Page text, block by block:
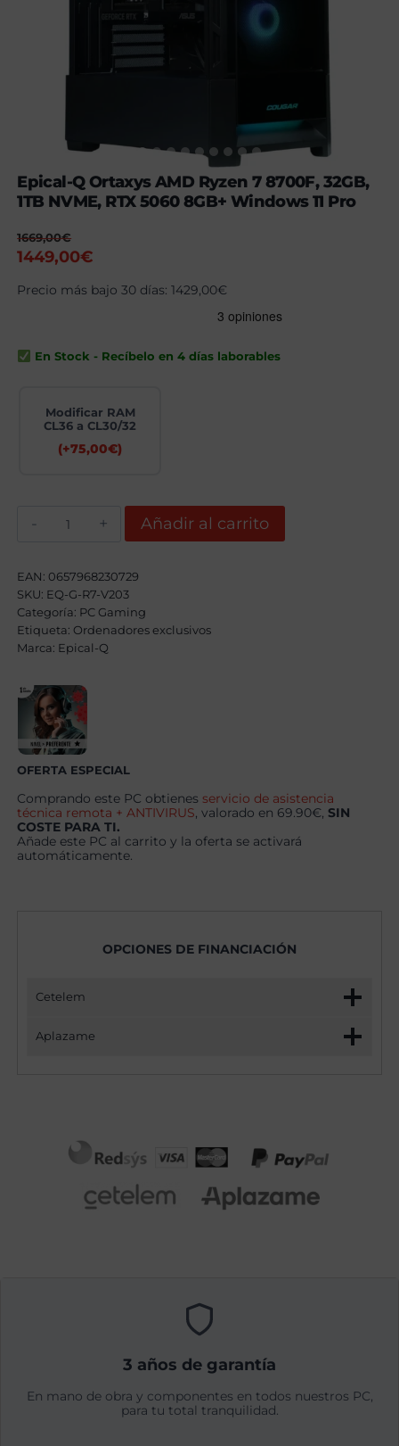
Epical-Q Ortaxys AMD Ryzen 7 8700F, 32GB,
1TB NVME, RTX 5060 8GB+ Windows 11 Pro
1669,00€
El
original
1449,00€
actual
Precio más bajo 30 días:1429,00€
En Stock - Recíbelo en 4 días laborables
Modificar RAM
CL36 a CL30/32
(+75,00€)
Ryzen
7
8700F,
32GB,
1TB
NVME,
RTX
8GB+
Windows
11
Pro
cantidad
Añadir al carrito
EAN: 0657968230729
SKU: EQ-G-R7-V203
Categoría: PC Gaming
Etiqueta: Ordenadores exclusivos
Marca: Epical-Q
OFERTA ESPECIAL
Comprando este PC obtienes servicio de asistencia
técnica remota + ANTIVIRUS , valorado en 69.90€,SIN
COSTE PARA TI.
Añade este PC al carrito y la oferta se activará
automáticamente.
OPCIONES DE FINANCIACIÓN
Cetelem
Aplazame
3 años de garantía
En mano de obra y componentes en todos nuestros PC,
para tu total tranquilidad.